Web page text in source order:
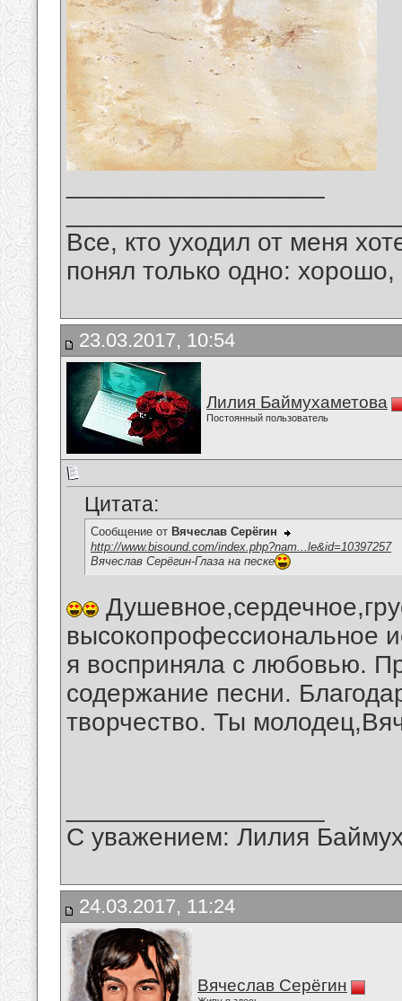
Все, кто уходил от меня
понял только одно:
23.03.2017, 10:54
Лилия Баймухаметова
Постоянный пользователь
Цитата:
Сообщение от Вячеслав Серёгин
http://www.bisound.com/index.php?nam...le&id=10397257
Вячеслав Серёгин-Глаза на песке
высокопрофессиональное
я восприняла с любовью.
содержание песни.
творчество. Ты
С уважением: Лилия
24.03.2017, 11:24
Вячеслав Серёгин